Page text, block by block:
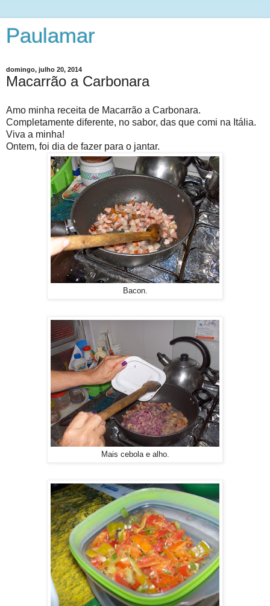
Paulamar
domingo, julho 20, 2014
Macarrão a Carbonara
Amo minha receita de Macarrão a Carbonara.
Completamente diferente, no sabor, das que comi na Itália.
Viva a minha!
Ontem, foi dia de fazer para o jantar.
Bacon.
Mais cebola e alho.